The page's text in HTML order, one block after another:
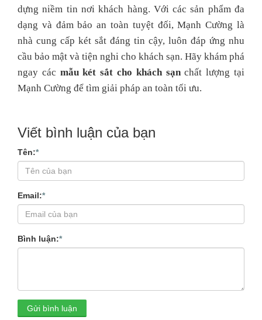
dựng niềm tin nơi khách hàng. Với các sản phẩm đa
dạng và đảm bảo an toàn tuyệt đối, Mạnh Cường là
nhà cung cấp két sắt đáng tin cậy, luôn đáp ứng nhu
cầu bảo mật và tiện nghi cho khách sạn. Hãy khám phá
ngay các mẫu két sắt cho khách sạnchất lượng tại
Mạnh Cường để tìm giải pháp an toàn tối ưu.
Viết bình luận của bạn
Tên:*
Email:*
Bình luận:*
Gửi bình luận